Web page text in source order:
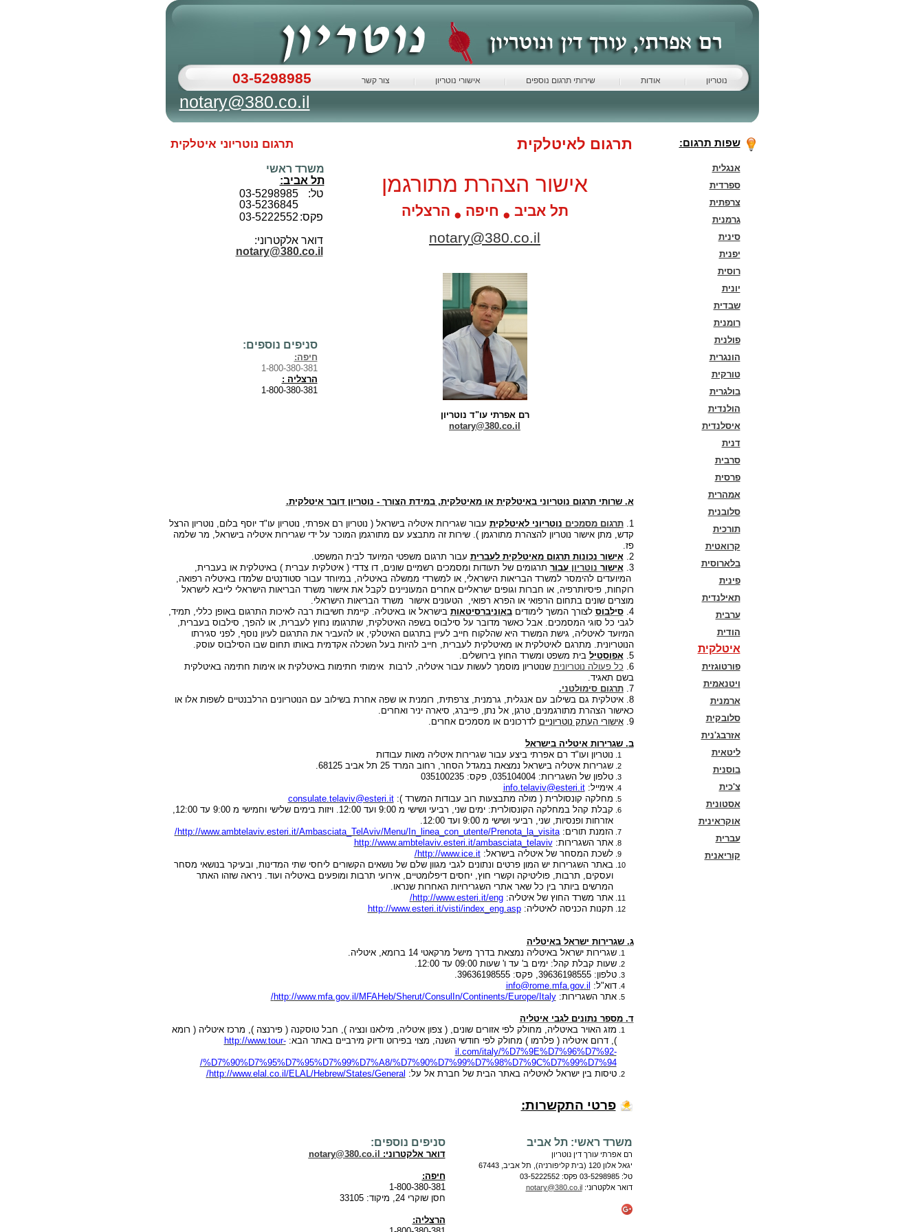
נוטריון אודות שירותי תרגום נוספים אישורי נוטריון צור קשר 03-5298985
notary@380.co.il
תרגום לאיטלקית תרגום נוטריוני איטלקית
אישור הצהרת מתורגמן
תל אביב חיפה
הרצליה
notary@380.co.il
משרד ראשי
תל אביב:
טל:
03-5298985
03-5236845
פקס: 03-5222552
דואר אלקטרוני:
notary@380.co.il
רם אפרתי עו"ד נוטריון
notary@380.co.il
סניפים נוספים:
חיפה:
1-800-380-381
הרצליה :
1-800-380-381
א. שרותי תרגום נוטריוני באיטלקית או מאיטלקית, במידת הצורך - נוטריון דובר איטלקית.
1. תרגום מסמכים נוטריוני לאיטלקית עבור שגרירות איטליה בישראל ( נוטריון רם אפרתי, נוטריון עו"ד יוסף בלום, נוטריון הרצל
קדש, מתן אישור נוטריון להצהרת מתורגמן ). שירות זה מתבצע עם מתורגמן המוכר על ידי שגרירות איטליה בישראל, מר שלמה
פז.
2. אישור נכונות תרגום מאיטלקית לעברית עבור תרגום משפטי המיועד לבית המשפט.
3. אישור נוטריון עבור תרגומים של תעודות ומסמכים רשמיים שונים, דו צדדי ( איטלקית עברית ) באיטלקית או בעברית,
המיועדים להימסר למשרד הבריאות הישראלי, או למשרדי ממשלה באיטליה, במיוחד עבור סטודנטים שלמדו באיטליה רפואה,
רוקחות, פיסיותרפיה, או חברות וגופים ישראליים אחרים המעוניינים לקבל את אישור משרד הבריאות הישראלי לייבא לישראל
מוצרים שונים בתחום הרפואי או הפרא רפואי,
הטעונים אישור משרד הבריאות הישראלי.
4. סילבוס לצורך המשך לימודיםבאוניברסיטאות בישראל או באיטליה. קיימת חשיבות רבה לאיכות התרגום באופן כללי, תמיד,
לגבי כל סוגי המסמכים. אבל כאשר מדובר על סילבוס בשפה האיטלקית, שתרגומו נחוץ לעברית, או להפך, סילבוס בעברית,
המיועד לאיטליה, גישת המשרד היא שהלקוח חייב לעיין בתרגום האיטלקי, או להעביר את התרגום לעיון נוסף, לפני סגירתו
הנוטריונית. מתרגם לאיטלקית או מאיטלקית לעברית, חייב להיות בעל השכלה אקדמית באותו תחום שבו הסילבוס עוסק.
5. אפוסטיל בית משפט ומשרד החוץ בירושלים.
6. כל פעולה נוטריונית שנוטריון מוסמך לעשות עבור איטליה, לרבות אימותי חתימות באיטלקית או אימות חתימה באיטלקית
בשם תאגיד.
7. תרגום סימולטני.
8. איטלקית גם בשילוב עם אנגלית, גרמנית, צרפתית, רומנית או שפה אחרת בשילוב עם הנוטריונים הרלבנטיים לשפות אלו או
כאישור הצהרת מתורגמנים, טרגן, אל נתן, פייברג, סיארה יניר ואחרים.
9. אישורי העתק נוטריוניים לדרכונים או מסמכים אחרים.
ב. שגרירות איטליה בישראל
נוטריון ועו"ד רם אפרתי ביצע עבור שגרירות איטליה מאות עבודות
שגרירות איטליה בישראל נמצאת במגדל הסחר, רחוב המרד 25 תל אביב 68125.
טלפון של השגרירות: 035104004, פקס: 035100235
אימייל:info.telaviv@esteri.it
מחלקה קונסולרית ( מולה מתבצעות רוב עבודות המשרד ):consulate.telaviv@esteri.it
קבלת קהל במחלקה הקונסולרית: ימים שני, רביעי ושישי מ 9:00 ועד 12:00. ויזות בימים שלישי וחמישי מ 9:00 עד 12:00,
אזרחות ופנסיות, שני, רביעי ושישי מ 9:00 ועד 12:00.
הזמנת תורים:http://www.ambtelaviv.esteri.it/Ambasciata_TelAviv/Menu/In_linea_con_utente/Prenota_la_visita
/
אתר השגרירות:http://www.ambtelaviv.esteri.it/ambasciata_telaviv
לשכת המסחר של איטליה בישראל:http://www.ice.it
/
באתר השגרירות יש המון פרטים ונתונים לגבי מגוון שלם של נושאים הקשורים ליחסי שתי המדינות, ובעיקר בנושאי מסחר
ועסקים, תרבות, פוליטיקה וקשרי חוץ, יחסים דיפלומטיים, אירועי תרבות ומופעים באיטליה ועוד. ניראה שזהו האתר
המרשים ביותר בין כל שאר אתרי השגרירויות האחרות שנראו.
אתר משרד החוץ של איטליה:http://www.esteri.it/eng
/
תקנות הכניסה לאיטליה:http://www.esteri.it/visti/index_eng.asp
ג. שגרירות ישראל באיטליה
שגרירות ישראל באיטליה נמצאת בדרך מישל מרקאטי 14 ברומא, איטליה.
שעות קבלת קהל: ימים ב' עד ו' שעות 09:00 עד 12:00.
טלפון: 39636198555, פקס: 39636198555.
דוא"ל: info@rome.mfa.gov.il
אתר השגרירות:http://www.mfa.gov.il/MFAHeb/Sherut/ConsulIn/Continents/Europe/Italy
/
ד. מספר נתונים לגבי איטליה
מזג האויר באיטליה, מחולק לפי אזורים שונים, ( צפון איטליה, מילאנו ונציה ), חבל טוסקנה ( פירנצה ), מרכז איטליה ( רומא
), דרום איטליה ( פלרמו ) מחולק לפי חודשי השנה, מצוי בפירוט ודיוק מירביים באתר הבא:http://www.tour-
il.com/italy/%D7%9E%D7%96%D7%92-
%D7%90%D7%95%D7%95%D7%99%D7%A8/%D7%90%D7%99%D7%98%D7%9C%D7%99%D7%94
/
טיסות בין ישראל לאיטליה באתר הבית של חברת אל על: http://www.elal.co.il/ELAL/Hebrew/States/General
/
פרטי התקשרות:
משרד ראשי: תל אביב
רם אפרתי עורך דין נוטריון
יגאל אלון 120 (בית קליפורניה)
תל אביב ,
67443
טל:03-5298985 פקס:03-5222552
דואר אלקטרוני: notary@380.co.il
סניפים נוספים:
דואר אלקטרוני: notary@380.co.il
חיפה:
1-800-380-381
חסן שוקרי 24, מיקוד: 33105
הרצליה:
שפות תרגום:
אנגלית
ספרדית
צרפתית
גרמנית
סינית
יפנית
רוסית
יונית
שבדית
רומנית
פולנית
הונגרית
טורקית
בולגרית
הולנדית
איסלנדית
דנית
סרבית
פרסית
אמהרית
סלובנית
תורכית
קרואטית
בלארוסית
פינית
תאילנדית
ערבית
הודית
איטלקית
פורטוגזית
ויטנאמית
ארמנית
סלובקית
אזרבג'נית
ליטאית
בוסנית
צ'כית
אסטונית
אוקראינית
עברית
קוריאנית